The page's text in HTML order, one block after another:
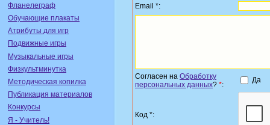
Фланелеграф
Обучающие плакаты
Атрибуты для игр
Подвижные игры
Музыкальные игры
Физкультминутка
Методическая копилка
Публикация материалов
Конкурсы
Я - Учитель!
Email *:
Согласен на Обработку
персональных данных? *:
Да
Код *: